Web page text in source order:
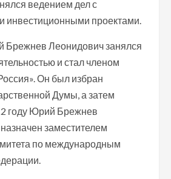
ведением дел с
инвестиционными проектами.
Брежнев Леонидович занялся
и стал членом
Он был избран
Думы, а затем
году Юрий Брежнев
заместителем
по международным